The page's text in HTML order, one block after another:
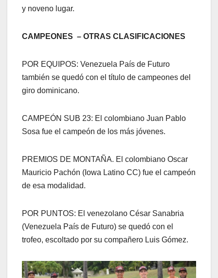
y noveno lugar.
CAMPEONES – OTRAS CLASIFICACIONES
POR EQUIPOS: Venezuela País de Futuro
también se quedó con el título de campeones del
giro dominicano.
CAMPEÓN SUB 23: El colombiano Juan Pablo
Sosa fue el campeón de los más jóvenes.
PREMIOS DE MONTAÑA. El colombiano Oscar
Mauricio Pachón (Iowa Latino CC) fue el campeón
de esa modalidad.
POR PUNTOS: El venezolano César Sanabria
(Venezuela País de Futuro) se quedó con el
trofeo, escoltado por su compañero Luis Gómez.